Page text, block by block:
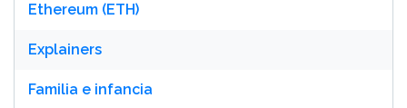
Ethereum (ETH)
Explainers
Familia e infancia